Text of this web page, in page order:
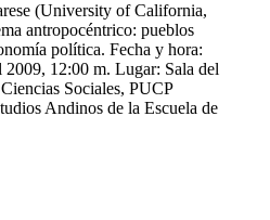
(University of California,
antropocéntrico: pueblos
política. Fecha y hora:
2009, 12:00 m. Lugar: Sala del
Sociales, PUCP
Andinos de la Escuela de